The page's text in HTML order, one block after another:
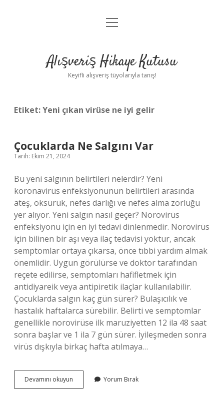
Anasayfa
Yasal Uyarı
menüyü
Alışveriş Hikaye Kutusu
Keyifli alışveriş tüyolarıyla tanış!
Etiket:Yeni çıkan virüse ne iyi gelir
Çocuklarda Ne Salgını Var
Tarih: Ekim 21, 2024
Bu yeni salgının belirtileri nelerdir? Yeni
koronavirüs enfeksiyonunun belirtileri arasında
ateş, öksürük, nefes darlığı ve nefes alma zorluğu
yer alıyor. Yeni salgın nasıl geçer? Norovirüs
enfeksiyonu için en iyi tedavi dinlenmedir. Norovirüs
için bilinen bir aşı veya ilaç tedavisi yoktur, ancak
semptomlar ortaya çıkarsa, önce tıbbi yardım almak
önemlidir. Uygun görülürse ve doktor tarafından
reçete edilirse, semptomları hafifletmek için
antidiyareik veya antipiretik ilaçlar kullanılabilir.
Çocuklarda salgın kaç gün sürer? Bulaşıcılık ve
hastalık haftalarca sürebilir. Belirti ve semptomlar
genellikle norovirüse ilk maruziyetten 12 ila 48 saat
sonra başlar ve 1 ila 7 gün sürer. İyileşmeden sonra
virüs dışkıyla birkaç hafta atılmaya…
Devamını okuyun Çocuklarda
Ne
Yorum Bırak